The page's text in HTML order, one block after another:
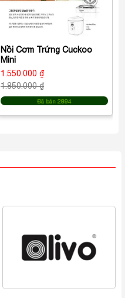
Nồi Cơm Trứng Cuckoo
Mini
1.550.000 ₫
1.850.000 ₫
Đã bán 2894